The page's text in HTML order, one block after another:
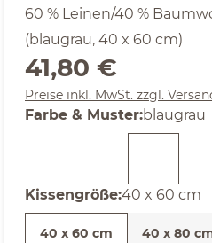
60 % Leinen/40 %
(blaugrau, 40 x 60 cm)
Regulärer Preis:
41,80 €
Preise inkl. MwSt. zzgl.
Farbe & Muster:blaugrau
Kissengrößeauswählen
:40 x 60 cm
40 x 60 cm 40 x 80